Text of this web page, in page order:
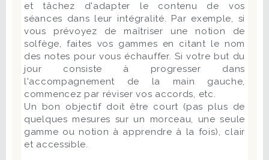
et tâchez d'adapter le contenu de vos
séances dans leur intégralité. Par exemple, si
vous prévoyez de maîtriser une notion de
solfège, faites vos gammes en citant le nom
des notes pour vous échauffer. Si votre but du
jour consiste à progresser dans
l'accompagnement de la main gauche,
commencez par réviser vos accords, etc.
Un bon objectif doit être court (pas plus de
quelques mesures sur un morceau, une seule
gamme ou notion à apprendre à la fois), clair
et accessible.